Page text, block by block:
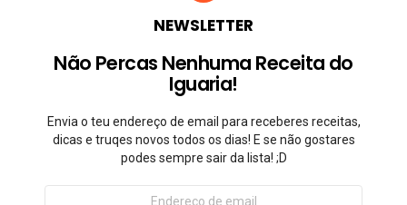
NEWSLETTER
Não Percas Nenhuma Receita do
Iguaria!
Envia o teu endereço de email para receberes receitas,
dicas e truqes novos todos os dias! E se não gostares
podes sempre sair da lista! ;D
Endereço